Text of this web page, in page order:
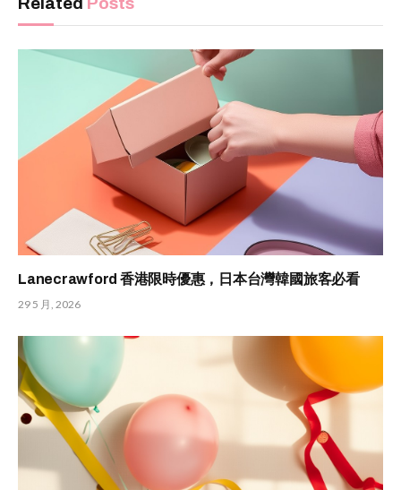
Lanecrawford 香港限時優惠，日本台灣韓國旅客必看
29 5 月, 2026